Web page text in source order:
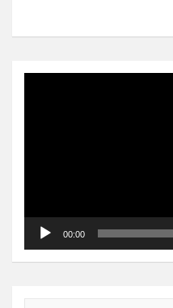
00:00